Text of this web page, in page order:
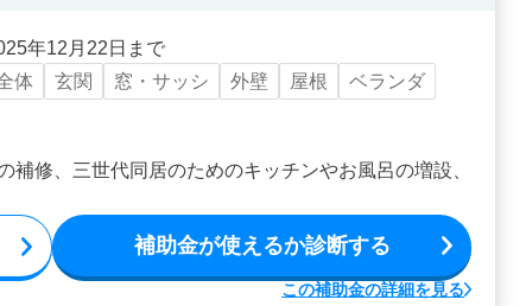
年12月22日まで
体 玄関 窓・サッシ 外壁 屋根
ベランダ
修、三世代同居のためのキッチンやお風呂の増設、
補助金が使えるか診断する
この補助金の詳細を見る